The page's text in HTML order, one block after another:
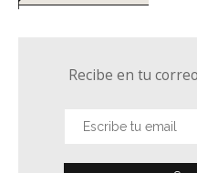
Recibe en tu